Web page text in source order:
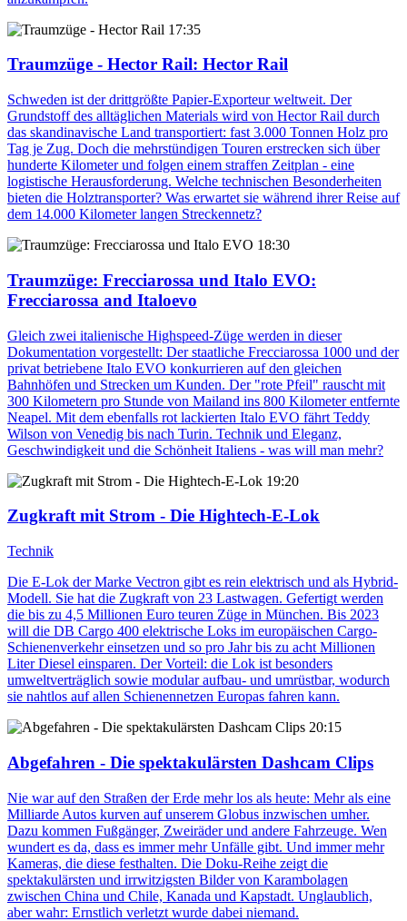
17:35
Traumzüge - Hector Rail: Hector Rail
Schweden ist der drittgrößte Papier-Exporteur weltweit. Der
Grundstoff des alltäglichen Materials wird von Hector Rail durch
das skandinavische Land transportiert: fast 3.000 Tonnen Holz pro
Tag je Zug. Doch die mehrstündigen Touren erstrecken sich über
hunderte Kilometer und folgen einem straffen Zeitplan - eine
logistische Herausforderung. Welche technischen Besonderheiten
bieten die Holztransporter? Was erwartet sie während ihrer Reise auf
dem 14.000 Kilometer langen Streckennetz?
18:30
Traumzüge: Frecciarossa und Italo EVO:
Frecciarossa and Italoevo
Gleich zwei italienische Highspeed-Züge werden in dieser
Dokumentation vorgestellt: Der staatliche Frecciarossa 1000 und der
privat betriebene Italo EVO konkurrieren auf den gleichen
Bahnhöfen und Strecken um Kunden. Der "rote Pfeil" rauscht mit
300 Kilometern pro Stunde von Mailand ins 800 Kilometer entfernte
Neapel. Mit dem ebenfalls rot lackierten Italo EVO fährt Teddy
Wilson von Venedig bis nach Turin. Technik und Eleganz,
Geschwindigkeit und die Schönheit Italiens - was will man mehr?
19:20
Zugkraft mit Strom - Die Hightech-E-Lok
Technik
Die E-Lok der Marke Vectron gibt es rein elektrisch und als Hybrid-
Modell. Sie hat die Zugkraft von 23 Lastwagen. Gefertigt werden
die bis zu 4,5 Millionen Euro teuren Züge in München. Bis 2023
will die DB Cargo 400 elektrische Loks im europäischen Cargo-
Schienenverkehr einsetzen und so pro Jahr bis zu acht Millionen
Liter Diesel einsparen. Der Vorteil: die Lok ist besonders
umweltverträglich sowie modular aufbau- und umrüstbar, wodurch
sie nahtlos auf allen Schienennetzen Europas fahren kann.
20:15
Abgefahren - Die spektakulärsten Dashcam Clips
Nie war auf den Straßen der Erde mehr los als heute: Mehr als eine
Milliarde Autos kurven auf unserem Globus inzwischen umher.
Dazu kommen Fußgänger, Zweiräder und andere Fahrzeuge. Wen
wundert es da, dass es immer mehr Unfälle gibt. Und immer mehr
Kameras, die diese festhalten. Die Doku-Reihe zeigt die
spektakulärsten und irrwitzigsten Bilder von Karambolagen
zwischen China und Chile, Kanada und Kapstadt. Unglaublich,
aber wahr: Ernstlich verletzt wurde dabei niemand.